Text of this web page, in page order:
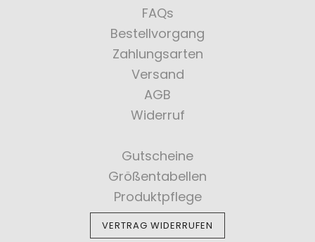
FAQs
Bestellvorgang
Zahlungsarten
Versand
AGB
Widerruf
Gutscheine
Größentabellen
Produktpflege
VERTRAG WIDERRUFEN